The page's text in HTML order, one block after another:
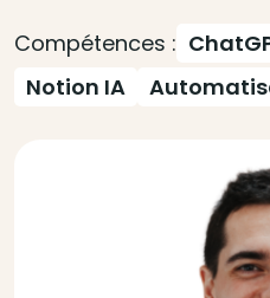
Compétences :
Notion IA